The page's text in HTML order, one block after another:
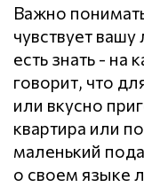
Важно
чувствует
есть знать - на
говорит, что
или вкусно
квартира или
маленький
о своем языке